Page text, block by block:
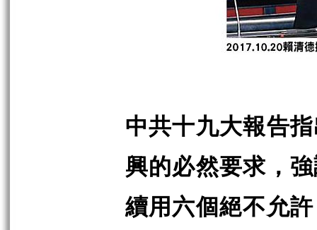
中共十九大報告
興的必然要求，
續用六個絕不允